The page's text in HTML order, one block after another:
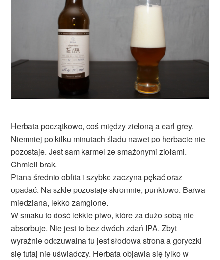
Herbata początkowo, coś między zieloną a earl grey.
Niemniej po kilku minutach śladu nawet po herbacie nie
pozostaje. Jest sam karmel ze smażonymi ziołami.
Chmieli brak.
Piana średnio obfita i szybko zaczyna pękać oraz
opadać. Na szkle pozostaje skromnie, punktowo. Barwa
miedziana, lekko zamglone.
W smaku to dość lekkie piwo, które za dużo sobą nie
absorbuje. Nie jest to bez dwóch zdań IPA. Zbyt
wyraźnie odczuwalna tu jest słodowa strona a goryczki
się tutaj nie uświadczy. Herbata objawia się tylko w